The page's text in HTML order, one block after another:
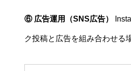
⑥ 広告運用（SNS広告）
ク投稿と広告を組み合わせる